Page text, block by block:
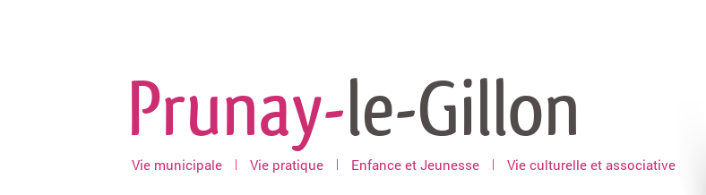
Prunay-le-Gillon
Vie municipale Vie pratique Enfance et Jeunesse Vie culturelle et associative